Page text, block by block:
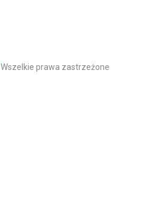
Wszelkie prawa zastrzeżone